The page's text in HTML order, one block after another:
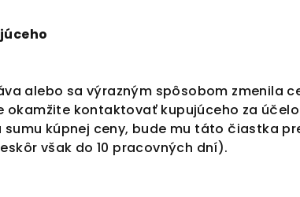
alebo sa výrazným spôsobom zmenila
kontaktovať kupujúceho za
kúpnej ceny, bude mu táto čiastka
však do 10 pracovných dní).